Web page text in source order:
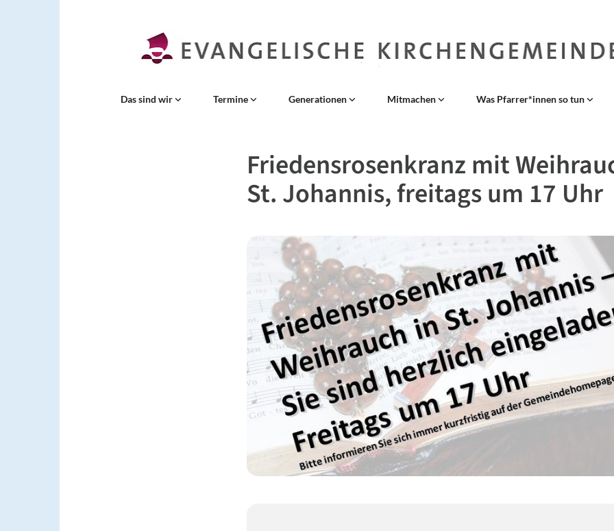
Das sind wir Termine Generationen Mitmachen Was Pfarrer*innen so tun
Friedensrosenkranz mit
St. Johannis, freitags um 17 Uhr